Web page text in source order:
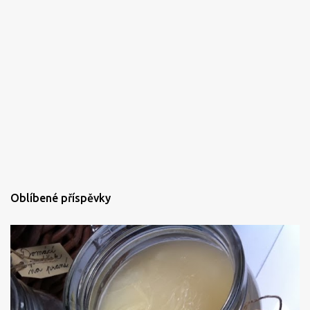
Oblíbené příspěvky